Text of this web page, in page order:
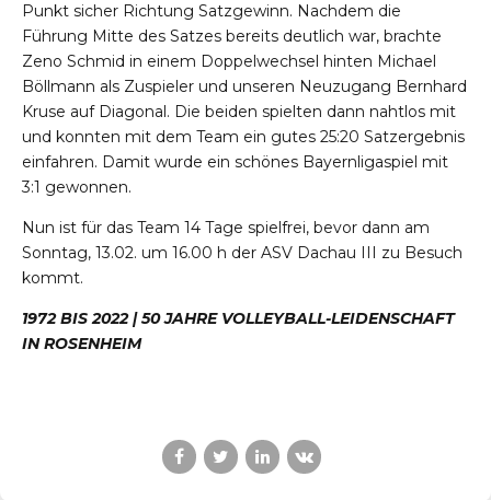
Punkt sicher Richtung Satzgewinn. Nachdem die
Führung Mitte des Satzes bereits deutlich war, brachte
Zeno Schmid in einem Doppelwechsel hinten Michael
Böllmann als Zuspieler und unseren Neuzugang Bernhard
Kruse auf Diagonal. Die beiden spielten dann nahtlos mit
und konnten mit dem Team ein gutes 25:20 Satzergebnis
einfahren. Damit wurde ein schönes Bayernligaspiel mit
3:1 gewonnen.
Nun ist für das Team 14 Tage spielfrei, bevor dann am
Sonntag, 13.02. um 16.00 h der ASV Dachau III zu Besuch
kommt.
1972 BIS 2022 | 50 JAHRE VOLLEYBALL-LEIDENSCHAFT
INROSENHEIM